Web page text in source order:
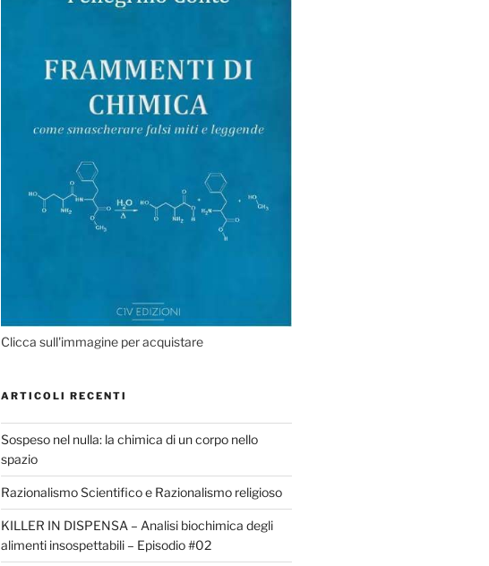
Clicca sull'immagine per acquistare
ARTICOLI RECENTI
Sospeso nel nulla: la chimica di un corpo nello
spazio
Razionalismo Scientifico e Razionalismo religioso
KILLER IN DISPENSA – Analisi biochimica degli
alimenti insospettabili – Episodio #02